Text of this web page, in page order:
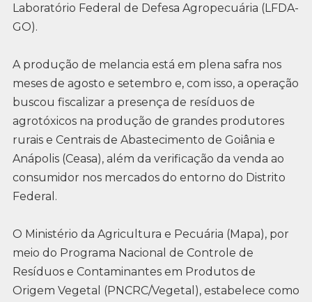
Laboratório Federal de Defesa Agropecuária (LFDA-
GO).
A produção de melancia está em plena safra nos
meses de agosto e setembro e, com isso, a operação
buscou fiscalizar a presença de resíduos de
agrotóxicos na produção de grandes produtores
rurais e Centrais de Abastecimento de Goiânia e
Anápolis (Ceasa), além da verificação da venda ao
consumidor nos mercados do entorno do Distrito
Federal.
O Ministério da Agricultura e Pecuária (Mapa), por
meio do Programa Nacional de Controle de
Resíduos e Contaminantes em Produtos de
Origem Vegetal (PNCRC/Vegetal), estabelece como